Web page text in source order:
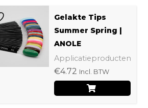
Gelakte Tips
Summer Spring |
ANOLE
Applicatieproducten
€4.72 Incl. BTW